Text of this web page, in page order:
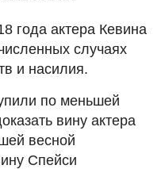
года актера Кевина
случаях
и насилия.
по меньшей
вину актера
весной
Спейси